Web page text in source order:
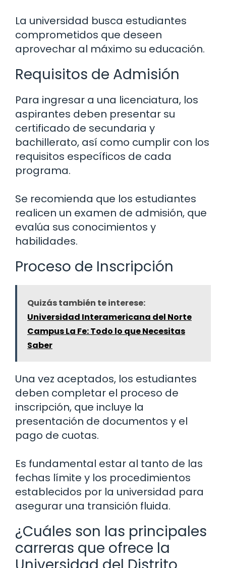
La universidad busca estudiantes
comprometidos que deseen
aprovechar al máximo su educación.
Requisitos de Admisión
Para ingresar a una licenciatura, los
aspirantes deben presentar su
certificado de secundaria y
bachillerato, así como cumplir con los
requisitos específicos de cada
programa.
Se recomienda que los estudiantes
realicen un examen de admisión, que
evalúa sus conocimientos y
habilidades.
Proceso de Inscripción
Quizás también te interese:
Universidad Interamericana del Norte
Campus La Fe: Todo lo que Necesitas
Saber
Una vez aceptados, los estudiantes
deben completar el proceso de
inscripción, que incluye la
presentación de documentos y el
pago de cuotas.
Es fundamental estar al tanto de las
fechas límite y los procedimientos
establecidos por la universidad para
asegurar una transición fluida.
¿Cuáles son las principales
carreras que ofrece la